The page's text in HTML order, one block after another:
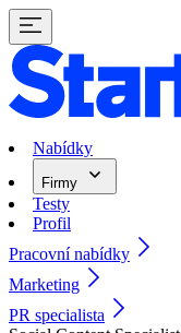
Nabídky
Firmy
Testy
Profil
Pracovní nabídky
Marketing
PR specialista